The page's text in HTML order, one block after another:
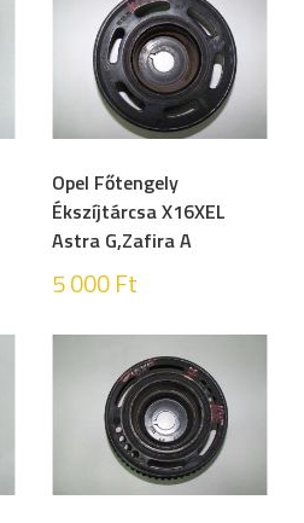
Opel Főtengely
Ékszíjtárcsa X16XEL
Astra G,Zafira A
5 000Ft